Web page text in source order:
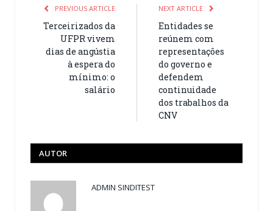
PREVIOUS ARTICLE
Terceirizados da
UFPR vivem
dias de angústia
à espera do
mínimo: o
salário
NEXT ARTICLE
Entidades se
reúnem com
representações
do governo e
defendem
continuidade
dos trabalhos da
CNV
AUTOR
ADMIN SINDITEST